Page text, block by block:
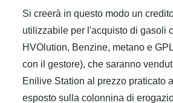
Si creerà in questo modo un
utilizzabile per l'acquisto di gasoli
HVOlution, Benzine, metano e
con il gestore), che saranno
Enilive Station al prezzo praticato
esposto sulla colonnina di